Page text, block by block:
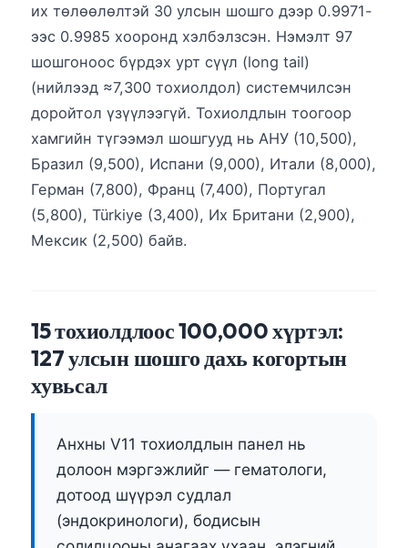
их төлөөлөлтэй 30 улсын шошго дээр 0.9971-
ээс 0.9985 хооронд хэлбэлзсэн. Нэмэлт 97
шошгоноос бүрдэх урт сүүл (long tail)
(нийлээд ≈7,300 тохиолдол) системчилсэн
доройтол үзүүлээгүй. Тохиолдлын тоогоор
хамгийн түгээмэл шошгууд нь АНУ (10,500),
Бразил (9,500), Испани (9,000), Итали (8,000),
Герман (7,800), Франц (7,400), Португал
(5,800), Türkiye (3,400), Их Британи (2,900),
Мексик (2,500) байв.
15 тохиолдлоос 100,000 хүртэл:
127 улсын шошго дахь когортын
хувьсал
Анхны V11 тохиолдлын панел нь
долоон мэргэжлийг — гематологи,
дотоод шүүрэл судлал
(эндокринологи), бодисын